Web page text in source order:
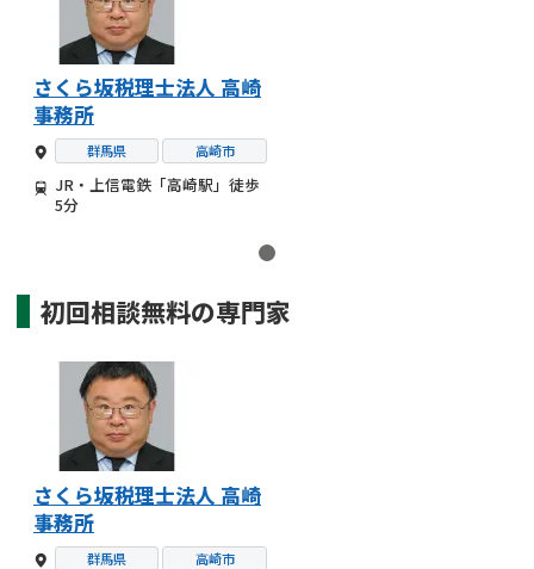
さくら坂税理士法人 高崎
事務所
群馬県 高崎市
JR・上信電鉄「高崎駅」徒歩
5分
初回相談無料の専門家
さくら坂税理士法人 高崎
事務所
群馬県 高崎市